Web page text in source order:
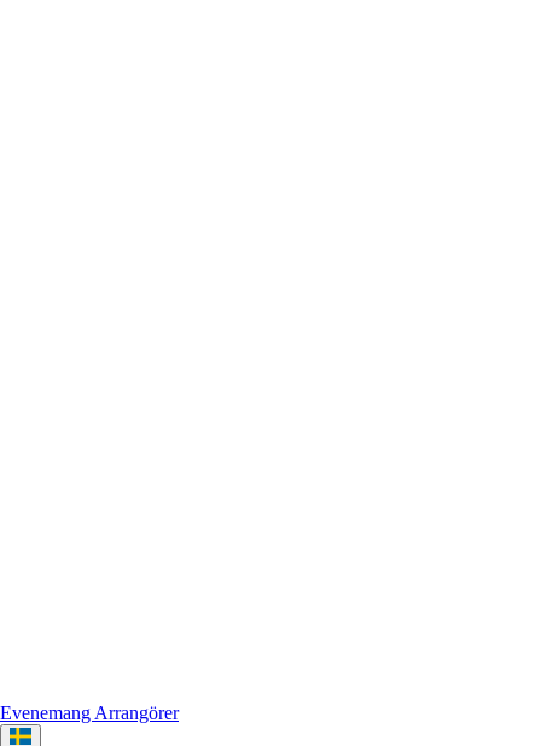
Evenemang Arrangörer